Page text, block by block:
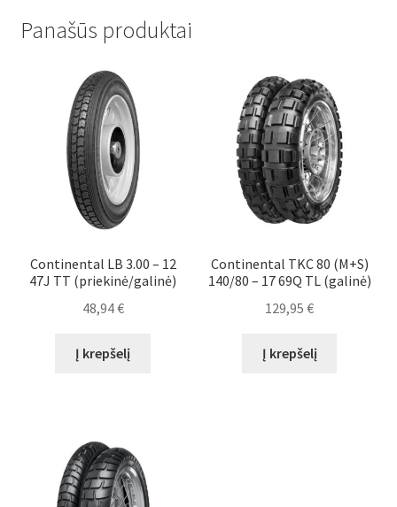
Panašūs produktai
Continental LB 3.00 – 12
47J TT (priekinė/galinė)
48,94€
Į krepšelį
Continental TKC 80 (M+S)
140/80 – 17 69Q TL (galinė)
129,95€
Į krepšelį